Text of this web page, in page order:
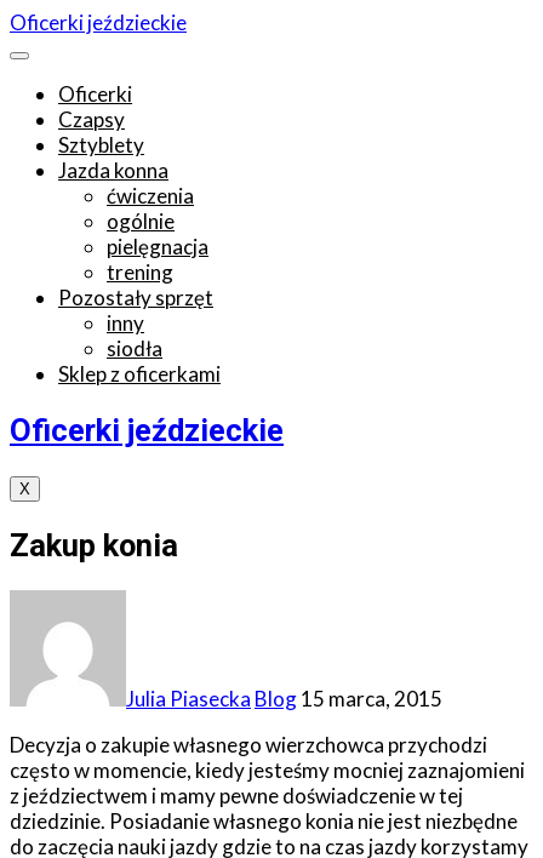
Oficerki jeździeckie
Oficerki
Czapsy
Sztyblety
Jazda konna
ćwiczenia
ogólnie
pielęgnacja
trening
Pozostały sprzęt
inny
siodła
Sklep z oficerkami
Oficerki jeździeckie
X
Zakup konia
Julia Piasecka Blog15 marca, 2015
Decyzja o zakupie własnego wierzchowca przychodzi
często w momencie, kiedy jesteśmy mocniej zaznajomieni
z jeździectwem i mamy pewne doświadczenie w tej
dziedzinie. Posiadanie własnego konia nie jest niezbędne
do zaczęcia nauki jazdy gdzie to na czas jazdy korzystamy